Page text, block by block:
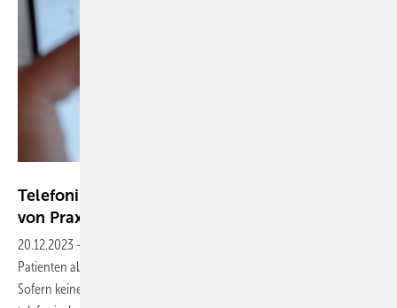
Telefonische Krankschreibung zur Entlastung
von Praxen und Versicherten wieder
20.12.2023 -
Patienten ab heute nicht mehr zwingend in die Arztpraxis kommen:
Sofern keine Videosprechstunde möglich ist, kann nun auch nach